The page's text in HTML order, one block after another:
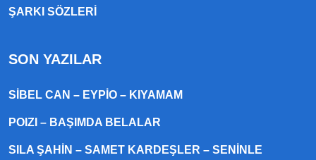
ŞARKI SÖZLERI
SON YAZILAR
SIBEL CAN – EYPIO – KIYAMAM
POIZI – BAŞIMDA BELALAR
SILA ŞAHIN – SAMET KARDEŞLER – SENINLE